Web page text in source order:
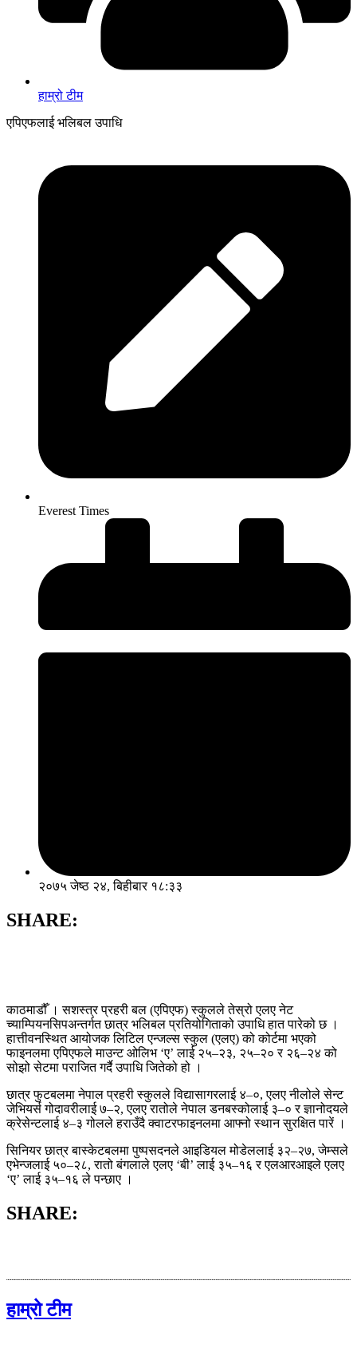
हाम्रो टीम
एपिएफलाई भलिबल उपाधि
Everest Times
२०७५ जेष्ठ २४, बिहीबार १८:३३
SHARE:
काठमाडौँ । सशस्त्र प्रहरी बल (एपिएफ) स्कुलले तेस्रो एलए नेट
च्याम्पियनसिपअन्तर्गत छात्र भलिबल प्रतियोगिताको उपाधि हात पारेको छ ।
हात्तीवनस्थित आयोजक लिटिल एन्जल्स स्कुल (एलए) को कोर्टमा भएको
फाइनलमा एपिएफले माउन्ट ओलिभ ‘ए’ लाई २५–२३, २५–२० र २६–२४ को
सोझो सेटमा पराजित गर्दै उपाधि जितेको हो ।
छात्र फुटबलमा नेपाल प्रहरी स्कुलले विद्यासागरलाई ४–०, एलए नीलोले सेन्ट
जेभियर्स गोदावरीलाई ७–२, एलए रातोले नेपाल डनबस्कोलाई ३–० र ज्ञानोदयले
क्रेसेन्टलाई ४–३ गोलले हराउँदै क्वाटरफाइनलमा आफ्नो स्थान सुरक्षित पारें ।
सिनियर छात्र बास्केटबलमा पुष्पसदनले आइडियल मोडेललाई ३२–२७, जेम्सले
एभेन्जलाई ५०–२८, रातो बंगलाले एलए ‘बी’ लाई ३५–१६ र एलआरआइले एलए
‘ए’ लाई ३५–१६ ले पन्छाए ।
SHARE:
हाम्रो टीम